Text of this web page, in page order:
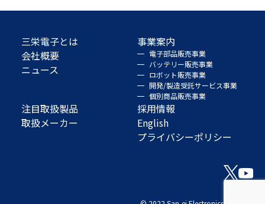
三栄電子とは
会社概要
ニュース
事業案内
電子部品販売事業
バッテリー販売事業
ロボット販売事業
開発/製造受託サービス事業
個別商品販売事業
注目取扱製品
取扱メーカー
採用情報
English
プライバシーポリシー